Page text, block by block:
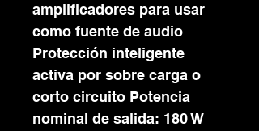
amplificadores para usar
como fuente de audio
Protección inteligente
activa por sobre carga o
corto circuito Potencia
nominal de salida: 180 W